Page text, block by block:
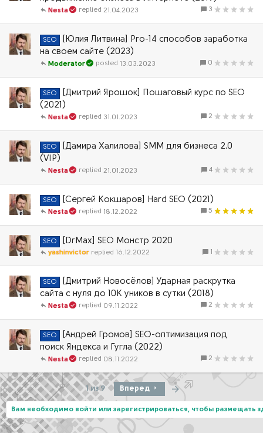
3
21.04.2023
Nesta
SEO
[Юлия Литвина] Pro-14 способов заработка
на своем сайте (2023)
0
13.03.2023
Moderator
SEO
[Дмитрий Ярошок] Пошаговый курс по SEO
(2021)
2
31.01.2023
Nesta
SEO
[Дамира Халилова] SMM для бизнеса 2.0
(VIP)
4
21.01.2023
Nesta
SEO [Сергей Кокшаров] Hard SEO (2021)
5
18.12.2022
Nesta
SEO [DrMax] SEO Монстр 2020
1
16.12.2022
yashinvictor
SEO
[Дмитрий Новосёлов] Ударная раскрутка
сайта с нуля до 10К уников в сутки (2018)
2
09.11.2022
Nesta
SEO
[Андрей Громов] SEO-оптимизация под
поиск Яндекса и Гугла (2022)
2
08.11.2022
Nesta
1 из 9 Вперед Последняя
Вам необходимо войти или зарегистрироваться, чтобы размещать